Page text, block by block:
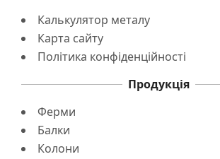
Калькулятор металу
Карта сайту
Політика конфіденційності
Продукція
Ферми
Балки
Колони